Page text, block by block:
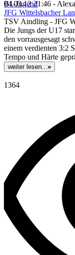
B1-Jugend
04.03.12 21:46 -
JFG Wittelsbacher
TSV Aindling - JFG
Die Jungs der U17
den vorrausgesagt
einem verdienten 3:2
Tempo und Härte
weiter lesen...»
1364